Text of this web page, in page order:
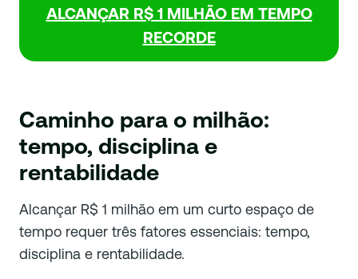
ALCANÇAR R$ 1 MILHÃO EM TEMPO
RECORDE
Caminho para o milhão:
tempo, disciplina e
rentabilidade
Alcançar R$ 1 milhão em um curto espaço de
tempo requer três fatores essenciais: tempo,
disciplina e rentabilidade.